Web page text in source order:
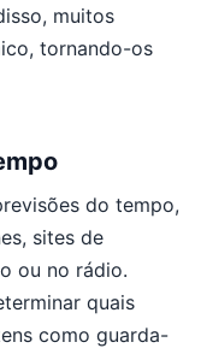
muitos
tornando-os
do tempo,
sites de
ou no rádio.
quais
como guarda-